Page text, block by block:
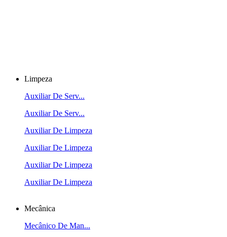
Limpeza
Auxiliar De Serv...
Auxiliar De Serv...
Auxiliar De Limpeza
Auxiliar De Limpeza
Auxiliar De Limpeza
Auxiliar De Limpeza
Mecânica
Mecânico De Man...